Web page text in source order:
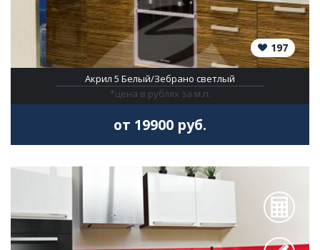
197
Акрил 5 Белый/Зебрано светлый
*цена в рублях за м.п.
от 19900 руб.